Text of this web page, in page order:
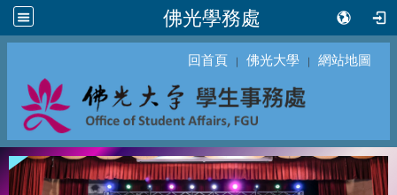
佛光學務處
回首頁 ｜ 佛光大學 ｜ 網站地圖